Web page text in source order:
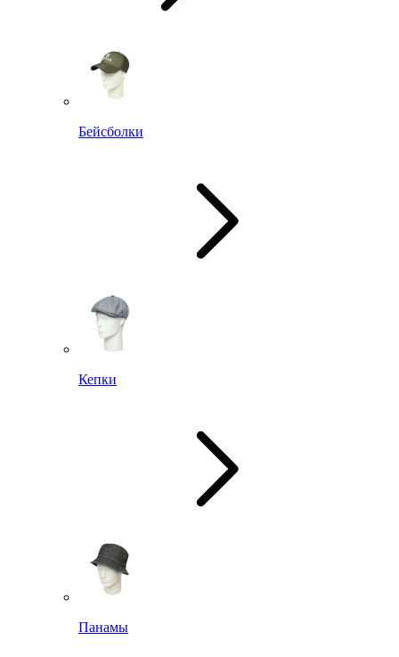
Бейсболки
Кепки
Панамы